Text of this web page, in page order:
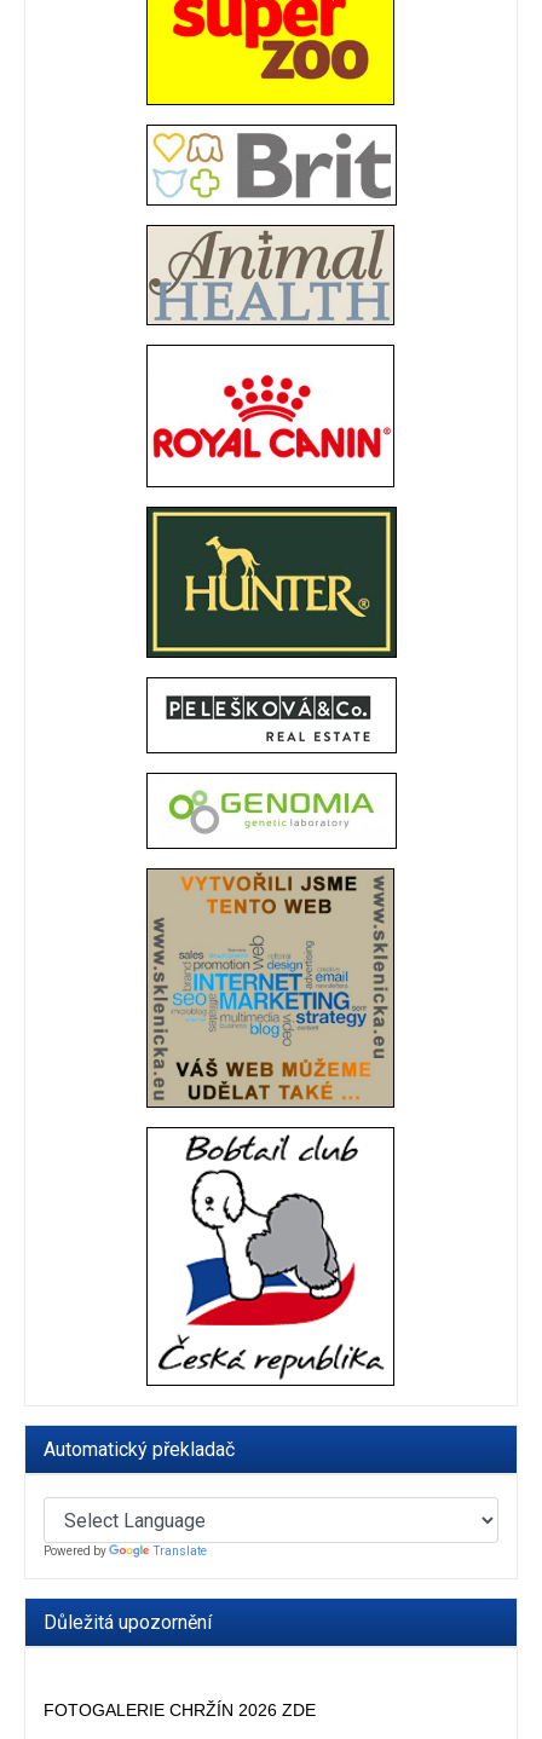
Automatický překladač
Powered by Translate
Důležitá upozornění
FOTOGALERIE CHRŽÍN 2026 ZDE